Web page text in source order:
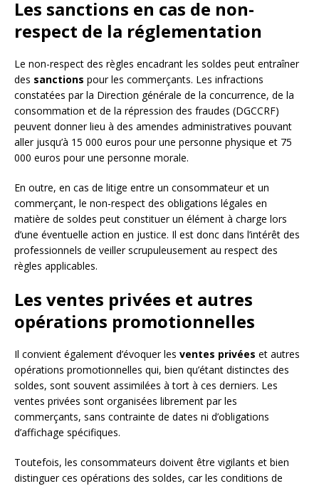
Les sanctions en cas de non-
respect de la réglementation
Le non-respect des règles encadrant les soldes peut entraîner
des sanctions pour les commerçants. Les infractions
constatées par la Direction générale de la concurrence, de la
consommation et de la répression des fraudes (DGCCRF)
peuvent donner lieu à des amendes administratives pouvant
aller jusqu’à 15 000 euros pour une personne physique et 75
000 euros pour une personne morale.
En outre, en cas de litige entre un consommateur et un
commerçant, le non-respect des obligations légales en
matière de soldes peut constituer un élément à charge lors
d’une éventuelle action en justice. Il est donc dans l’intérêt des
professionnels de veiller scrupuleusement au respect des
règles applicables.
Les ventes privées et autres
opérations promotionnelles
Il convient également d’évoquer les ventes privées et autres
opérations promotionnelles qui, bien qu’étant distinctes des
soldes, sont souvent assimilées à tort à ces derniers. Les
ventes privées sont organisées librement par les
commerçants, sans contrainte de dates ni d’obligations
d’affichage spécifiques.
Toutefois, les consommateurs doivent être vigilants et bien
distinguer ces opérations des soldes, car les conditions de